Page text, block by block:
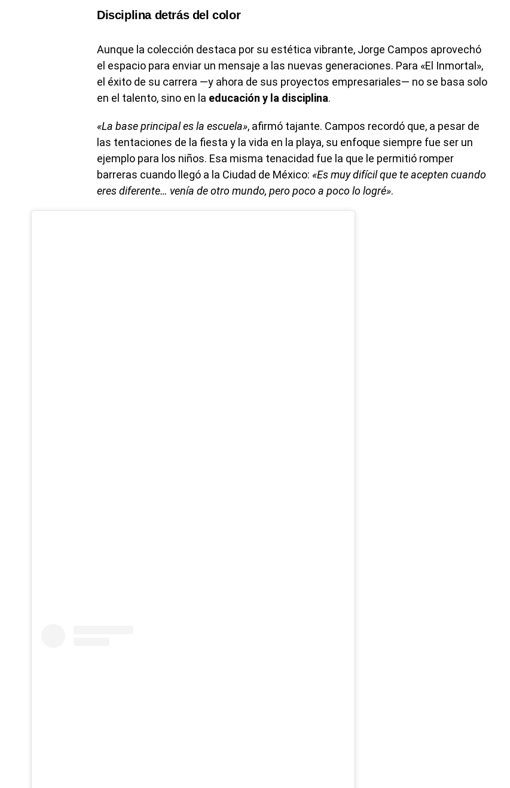
Disciplina detrás del color
Aunque la colección destaca por su estética vibrante, Jorge Campos aprovechó
el espacio para enviar un mensaje a las nuevas generaciones. Para «El Inmortal»,
el éxito de su carrera —y ahora de sus proyectos empresariales— no se basa solo
en el talento, sino en la educación y la disciplina.
«La base principal es la escuela», afirmó tajante. Campos recordó que, a pesar de
las tentaciones de la fiesta y la vida en la playa, su enfoque siempre fue ser un
ejemplo para los niños. Esa misma tenacidad fue la que le permitió romper
barreras cuando llegó a la Ciudad de México: «Es muy difícil que te acepten cuando
eres diferente… venía de otro mundo, pero poco a poco lo logré».